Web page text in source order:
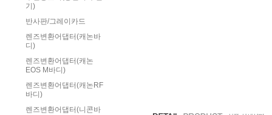
기)
반사판/그레이카드
렌즈변환어댑터(캐논바
디)
렌즈변환어댑터(캐논
EOS M바디)
렌즈변환어댑터(캐논RF
바디)
렌즈변환어댑터(니콘바